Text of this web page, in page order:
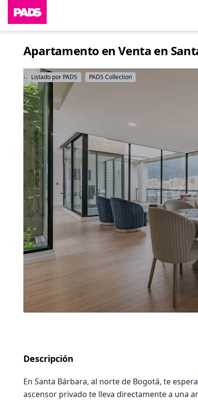
Apartamento en Venta en
Listado por PADS PADS Collection
Descripción
En Santa Bárbara, al norte de Bogotá, te
ascensor privado te lleva directamente a una